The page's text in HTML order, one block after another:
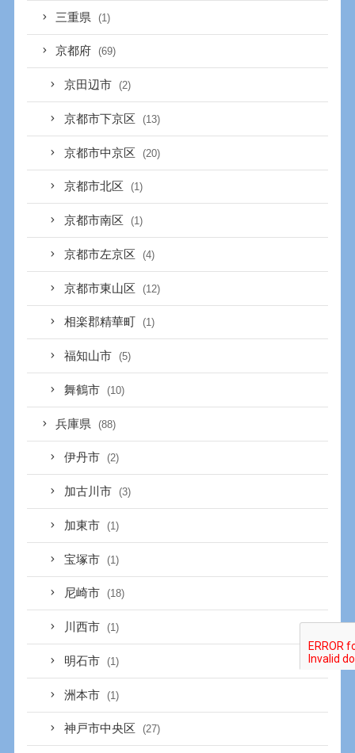
三重県 (1)
京都府 (69)
京田辺市 (2)
京都市下京区 (13)
京都市中京区 (20)
京都市北区 (1)
京都市南区 (1)
京都市左京区 (4)
京都市東山区 (12)
相楽郡精華町 (1)
福知山市 (5)
舞鶴市 (10)
兵庫県 (88)
伊丹市 (2)
加古川市 (3)
加東市 (1)
宝塚市 (1)
尼崎市 (18)
川西市 (1)
明石市 (1)
洲本市 (1)
神戸市中央区 (27)